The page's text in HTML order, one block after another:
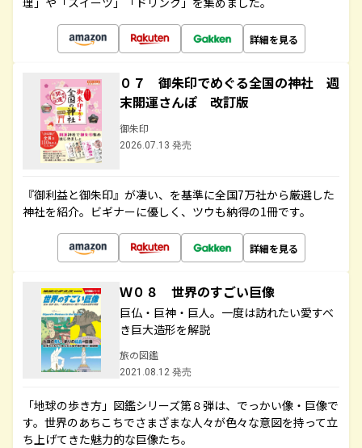
詳細を見る
０７ 御朱印でめぐる全国の神社 週
末開運さんぽ 改訂版
御朱印
2026.07.13 発売
『御利益と御朱印』が凄い、を基準に全国7万社から厳選した
神社を紹介。ビギナーに優しく、ツウも納得の1冊です。
詳細を見る
Ｗ０８ 世界のすごい巨像
巨仏・巨神・巨人。一度は訪れたい愛すべ
き巨大造形を解説
旅の図鑑
2021.08.12 発売
「地球の歩き方」図鑑シリーズ第８弾は、でっかい像・巨像で
す。世界のあちこちでさまざまな人々が色々な意図を持って立
ち上げてきた魅力的な巨像たち。